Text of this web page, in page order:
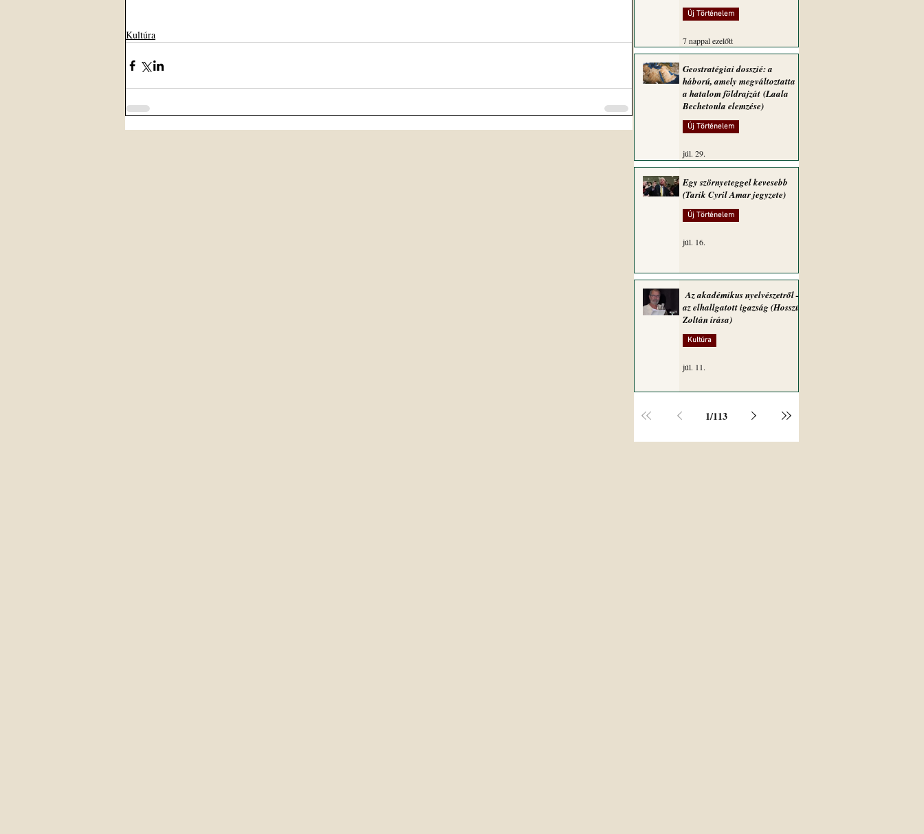
Kultúra
Új Történelem
7 nappal ezelőtt
Geostratégiai dosszié: a
háború, amely megváltoztatta
a hatalom földrajzát (Laala
Bechetoula elemzése)
Új Történelem
júl. 29.
Egy szörnyeteggel kevesebb
(Tarik Cyril Amar jegyzete)
Új Történelem
júl. 16.
Az akadémikus nyelvészetről –
az elhallgatott igazság (Hosszú
Zoltán írása)
Kultúra
júl. 11.
1/113